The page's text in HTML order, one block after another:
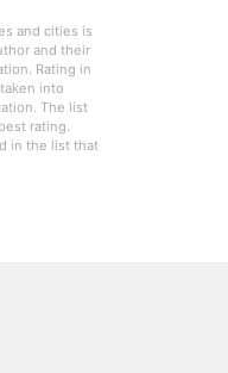
and cities is
and their
Rating in
into
The list
rating.
in the list that